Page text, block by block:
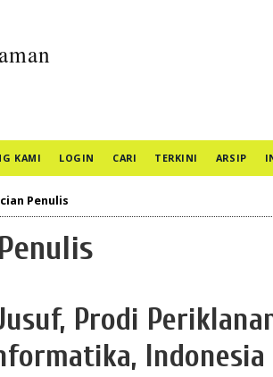
KAMI LOGIN CARI TERKINI ARSIP
Penulis
Prodi
Indonesia